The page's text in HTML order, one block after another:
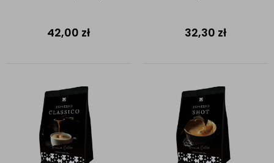
42,00 zł 32,30 zł